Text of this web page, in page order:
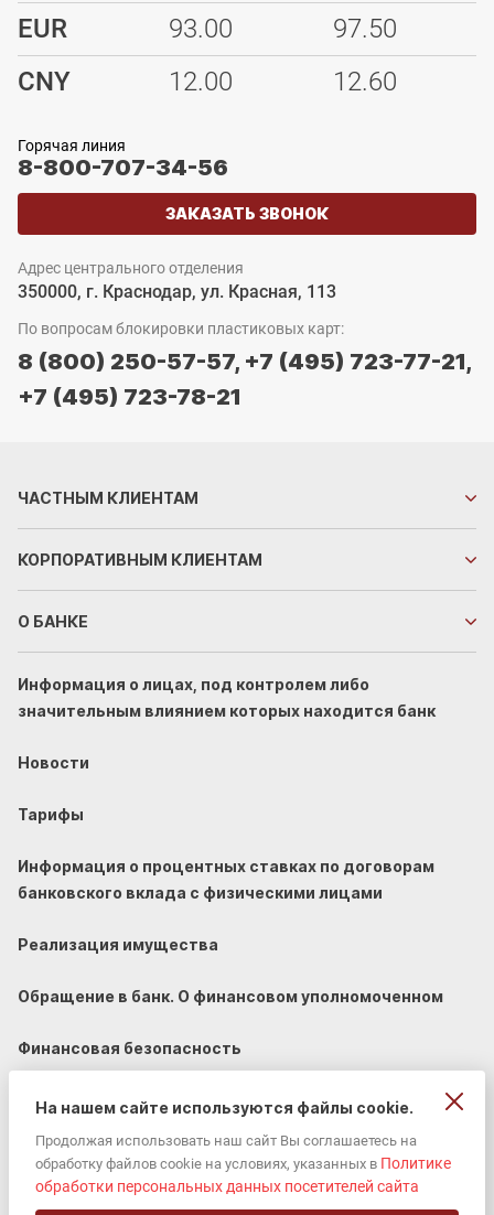
EUR
93.00
97.50
CNY
12.00 12.60
Горячая линия
8-800-707-34-56
ЗАКАЗАТЬ ЗВОНОК
Адрес центрального отделения
350000, г. Краснодар, ул. Красная, 113
По вопросам блокировки пластиковых карт:
8 (800) 250-57-57, +7 (495) 723-77-21,
+7 (495) 723-78-21
ЧАСТНЫМ КЛИЕНТАМ
КОРПОРАТИВНЫМ КЛИЕНТАМ
О БАНКЕ
Информация о лицах, под контролем либо
значительным влиянием которых находится банк
Новости
Тарифы
Информация о процентных ставках по договорам
банковского вклада с физическими лицами
Реализация имущества
Обращение в банк. О финансовом уполномоченном
Финансовая безопасность
© 2002-2026 «ЮГ-Инвестбанк» (ПАО).
На нашем сайте используются файлы cookie.
Продолжая использовать наш сайт Вы соглашаетесь на
обработку файлов cookie на условиях, указанных в Политике
обработки персональных данных посетителей сайта